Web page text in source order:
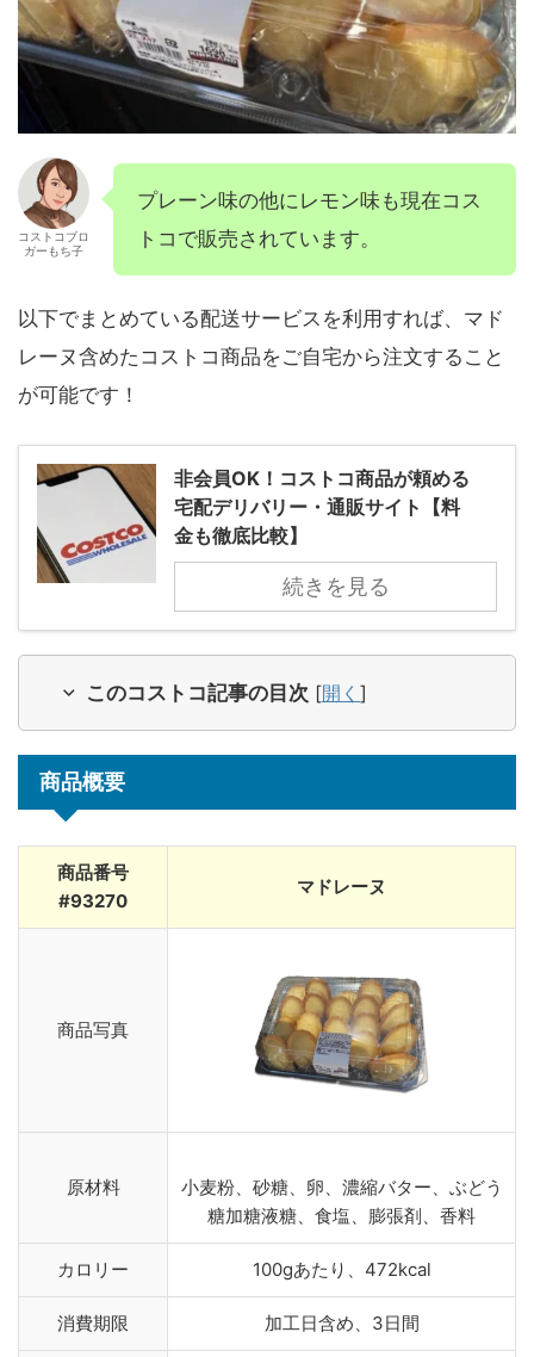
コストコブロ
ガーもち子
プレーン味の他にレモン味も現在コス
トコで販売されています。
以下でまとめている配送サービスを利用すれば、マド
レーヌ含めたコストコ商品をご自宅から注文すること
が可能です！
非会員OK！コストコ商品が頼める
宅配デリバリー・通販サイト【料
金も徹底比較】
続きを見る
このコストコ記事の目次 [開く ]
商品概要
商品番号
#93270
マドレーヌ
商品写真
原材料
小麦粉、砂糖、卵、濃縮バター、ぶどう
糖加糖液糖、食塩、膨張剤、香料
カロリー 100gあたり、472kcal
消費期限 加工日含め、3日間